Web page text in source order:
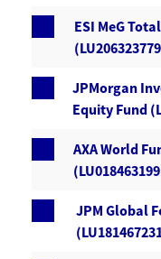
ESI MeG
JPMorgan
Equity Fund
AXA World
JPM Global